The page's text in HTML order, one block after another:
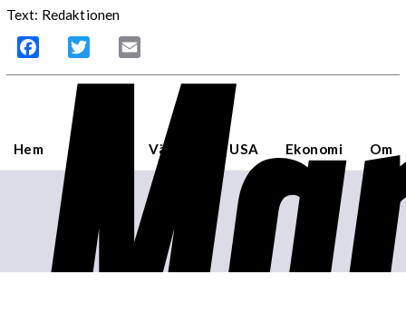
Text: Redaktionen
Facebook Twitter
Hem Världen USA Ekonomi Om